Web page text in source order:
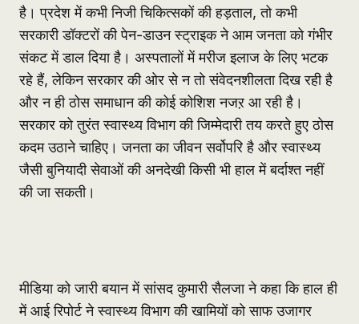
है। प्रदेश में कभी निजी चिकित्सकों की हड़ताल, तो कभी
सरकारी डॉक्टरों की पेन-डाउन स्ट्राइक ने आम जनता को गंभीर
संकट में डाल दिया है। अस्पतालों में मरीज इलाज के लिए भटक
रहे हैं, लेकिन सरकार की ओर से न तो संवेदनशीलता दिख रही है
और न ही ठोस समाधान की कोई कोशिश नजऱ आ रही है।
सरकार को तुरंत स्वास्थ्य विभाग की जिम्मेदारी तय करते हुए ठोस
कदम उठाने चाहिए। जनता का जीवन सर्वोपरि है और स्वास्थ्य
जैसी बुनियादी सेवाओं की अनदेखी किसी भी हाल में बर्दाश्त नहीं
की जा सकती।
मीडिया को जारी बयान में सांसद कुमारी सैलजा ने कहा कि हाल ही
में आई रिपोर्ट ने स्वास्थ्य विभाग की खामियों को साफ उजागर